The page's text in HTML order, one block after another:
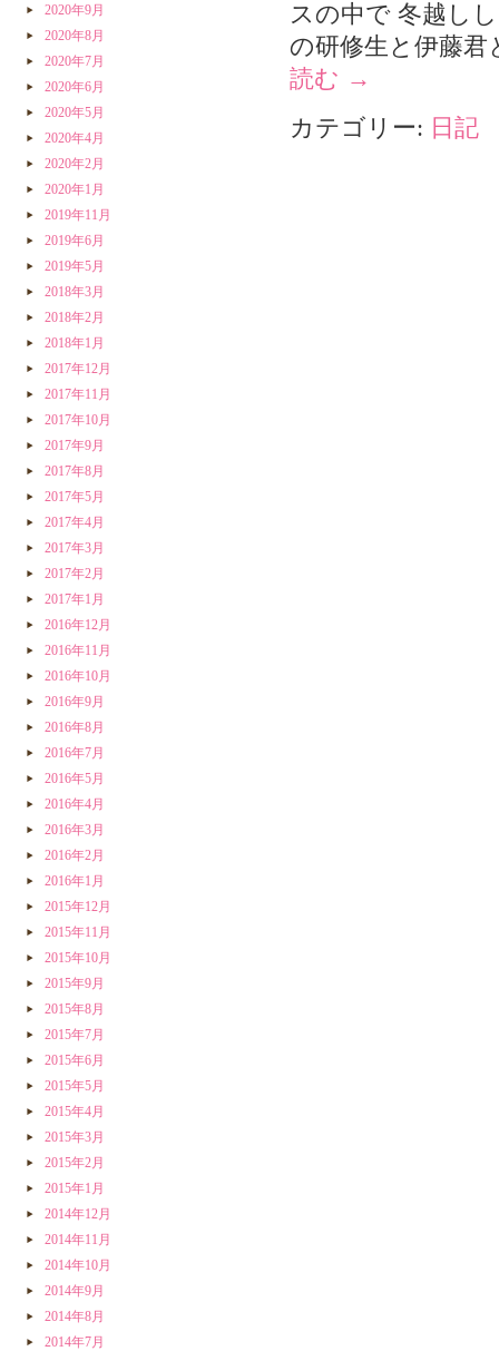
2020年9月
2020年8月
2020年7月
2020年6月
2020年5月
2020年4月
2020年2月
2020年1月
2019年11月
2019年6月
2019年5月
2018年3月
2018年2月
2018年1月
2017年12月
2017年11月
2017年10月
2017年9月
2017年8月
2017年5月
2017年4月
2017年3月
2017年2月
2017年1月
2016年12月
2016年11月
2016年10月
2016年9月
2016年8月
2016年7月
2016年5月
2016年4月
2016年3月
2016年2月
2016年1月
2015年12月
2015年11月
2015年10月
2015年9月
2015年8月
2015年7月
2015年6月
2015年5月
2015年4月
2015年3月
2015年2月
2015年1月
2014年12月
2014年11月
2014年10月
2014年9月
2014年8月
2014年7月
スの中で 冬越し
の研修生と伊藤
読む →
カテゴリー: 日記